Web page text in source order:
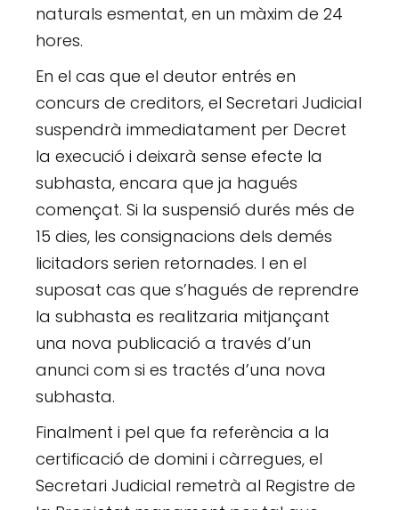
naturals esmentat, en un màxim de 24
hores.
En el cas que el deutor entrés en
concurs de creditors, el Secretari Judicial
suspendrà immediatament per Decret
la execució i deixarà sense efecte la
subhasta, encara que ja hagués
començat. Si la suspensió durés més de
15 dies, les consignacions dels demés
licitadors serien retornades. I en el
suposat cas que s’hagués de reprendre
la subhasta es realitzaria mitjançant
una nova publicació a través d’un
anunci com si es tractés d’una nova
subhasta.
Finalment i pel que fa referència a la
certificació de domini i càrregues, el
Secretari Judicial remetrà al Registre de